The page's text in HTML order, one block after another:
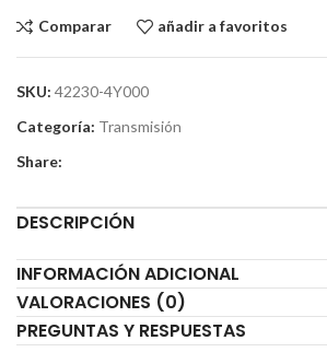
Comparar añadir a favoritos
SKU: 42230-4Y000
Categoría: Transmisión
Share:
DESCRIPCIÓN
INFORMACIÓN ADICIONAL
VALORACIONES (0)
PREGUNTAS Y RESPUESTAS